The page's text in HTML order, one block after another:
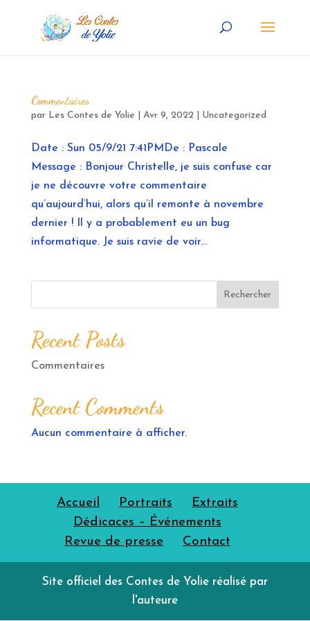
Commentaires
par Les Contes de Yolie Avr 9, 2022| Uncategorized
Date : Sun 05/9/21 7:41PMDe : Pascale
Message : Bonjour Christelle, je suis confuse car
je ne découvre votre commentaire
qu’aujourd’hui, alors qu’il remonte à novembre
dernier ! Il y a probablement eu un bug
informatique. Je suis ravie de voir...
Rechercher
Recent Posts
Commentaires
Recent Comments
Aucun commentaire à afficher.
Accueil Portraits
Extraits
Dédicaces – Événements
Revue de presse
Contact
Site officiel des Contes de Yolie réalisé par
l'auteure